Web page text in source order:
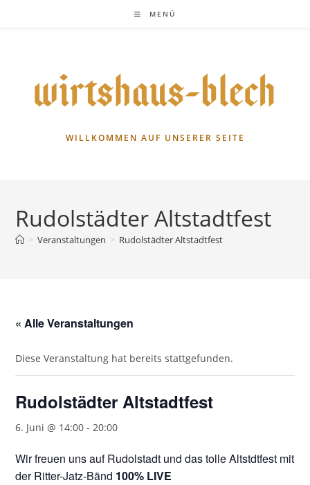
MENÜ
WILLKOMMEN AUF UNSERER SEITE
Rudolstädter Altstadtfest
> Veranstaltungen > Rudolstädter Altstadtfest
« Alle Veranstaltungen
Diese Veranstaltung hat bereits stattgefunden.
Rudolstädter Altstadtfest
6. Juni @ 14:00 -20:00
Wir freuen uns auf Rudolstadt und das tolle Altstdtfest mit
der Ritter-Jatz-Bänd 100% LIVE